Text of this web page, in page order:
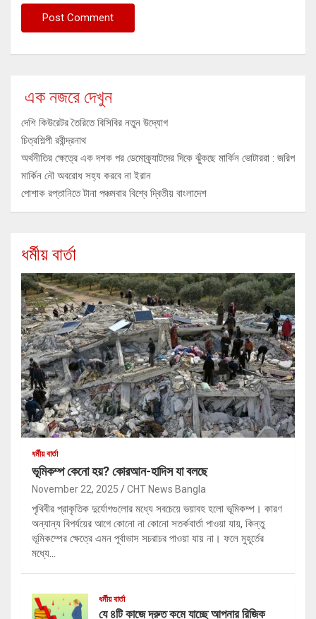
এক নজরে দেখুন
দেশি কিউরেটর তৈরিতে বিসিবির নতুন উদ্যোগ
চিত্রশিল্পী রবীন্দ্রনাথ
অর্থনীতির ক্ষেত্রে এক দশক পর ডেমোক্র্যাটদের দিকে ঝুঁকছে মার্কিন ভোটাররা : জরিপ
মার্কিন নৌ অবরোধ সহ্য করবে না ইরান
পোশাক রপ্তানিতে টানা পঞ্চমবার বিশ্বে দ্বিতীয় বাংলাদেশ
ধর্মীয় বার্তা
ধর্মীয় বার্তা
ভূমিকম্প কেনো হয়? কোরআন-হাদিস যা বলছে
November 22, 2025 CHT News Bangla
পৃথিবীর প্রাকৃতিক দুর্যোগগুলোর মধ্যে সবচেয়ে ভয়াবহ হলো ভূমিকম্প। কারণ
অন্যান্য বিপর্যয়ের আগে কোনো না কোনো সতর্কবার্তা পাওয়া যায়, কিন্তু
ভূমিকম্পের ক্ষেত্রে এমন পূর্বাভাস সচরাচর পাওয়া যায় না। ফলে মুহূর্তের
মধ্যে…
ধর্মীয় বার্তা
যে ৪টি কাজে দ্রুত কমে যাচ্ছে আপনার রিজিক